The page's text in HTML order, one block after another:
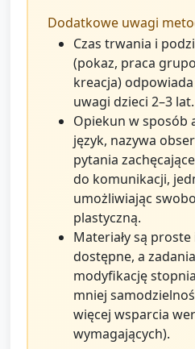
Dodatkowe uwagi
Czas trwania i
(pokaz, praca
kreacja)
uwagi dzieci 2–3 lat.
Opiekun w sposób
język, nazywa
pytania
do komunikacji,
umożliwiając
plastyczną.
Materiały są
dostępne, a
modyfikację
mniej
więcej wsparcia
wymagających).